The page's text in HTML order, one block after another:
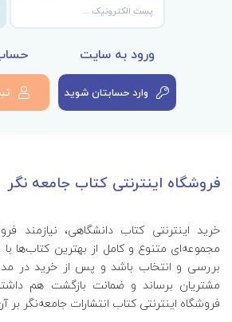
ورود به سایت
وارد حسابتان شوید
فروشگاه اینترنتی کتاب جامعه نگر
خرید اینترنتی کتاب‌ دانشگاهی، نیازمند
مجموعه‌ای متنوع و کامل از بهترین کتاب‌ها با
بررسی و انتخاب باشد و پس از خرید در
مشتریان برساند و ضمانت بازگشت هم
فروشگاه اینترنتی کتاب انتشارات جامعه‌نگر بر